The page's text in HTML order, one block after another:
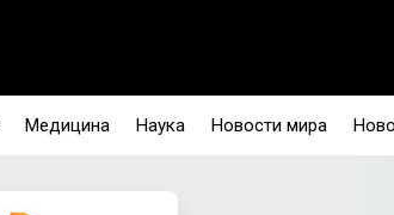
Медицина Наука Новости мира